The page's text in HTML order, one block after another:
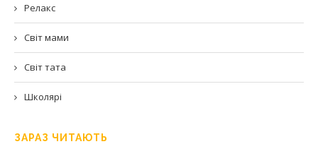
Релакс
Світ мами
Світ тата
Школярі
ЗАРАЗ ЧИТАЮТЬ